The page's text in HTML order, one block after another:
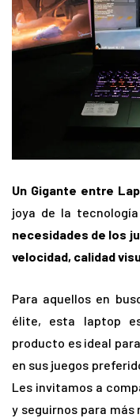
Un Gigante entre
joya de la
necesidades de los
velocidad, calidad
Para aquellos en
élite, esta laptop
producto es ideal
en sus juegos
Les invitamos a
y seguirnos para más